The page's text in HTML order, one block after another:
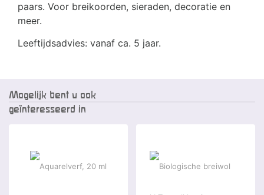
paars. Voor breikoorden, sieraden, decoratie en
meer.
Leeftijdsadvies: vanaf ca. 5 jaar.
Mogelijk bent u ook
geïnteresseerd in